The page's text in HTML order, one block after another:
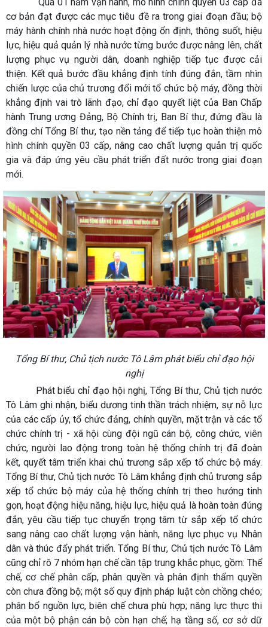
cơ bản đạt được các mục tiêu đề ra trong giai đoạn đầu; bộ
máy hành chính nhà nước hoạt động ổn định, thông suốt, hiệu
lực, hiệu quả quản lý nhà nước từng bước được nâng lên, chất
lượng phục vụ người dân, doanh nghiệp tiếp tục được cải
thiện. Kết quả bước đầu khẳng định tính đúng đắn, tầm nhìn
chiến lược của chủ trương đổi mới tổ chức bộ máy, đồng thời
khẳng định vai trò lãnh đạo, chỉ đạo quyết liệt của Ban Chấp
hành Trung ương Đảng, Bộ Chính trị, Ban Bí thư, đứng đầu là
đồng chí Tổng Bí thư, tạo nền tảng để tiếp tục hoàn thiện mô
hình chính quyền 03 cấp, nâng cao chất lượng quản trị quốc
gia và đáp ứng yêu cầu phát triển đất nước trong giai đoạn
mới.
Tổng Bí thư, Chủ tịch nước Tô Lâm phát biểu chỉ đạo hội
nghị
Phát biểu chỉ đạo hội nghị, Tổng Bí thư, Chủ tịch nước
Tô Lâm ghi nhận, biểu dương tinh thần trách nhiệm, sự nỗ lực
của các cấp ủy, tổ chức đảng, chính quyền, mặt trận và các tổ
chức chính trị - xã hội cùng đội ngũ cán bộ, công chức, viên
chức, người lao động trong toàn hệ thống chính trị đã đoàn
kết, quyết tâm triển khai chủ trương sắp xếp tổ chức bộ máy.
Tổng Bí thư, Chủ tịch nước Tô Lâm khẳng định chủ trương sắp
xếp tổ chức bộ máy của hệ thống chính trị theo hướng tinh
gọn, hoạt động hiệu năng, hiệu lực, hiệu quả là hoàn toàn đúng
đắn, yêu cầu tiếp tục chuyển trọng tâm từ sắp xếp tổ chức
sang nâng cao chất lượng vận hành, năng lực phục vụ Nhân
dân và thúc đẩy phát triển. Tổng Bí thư, Chủ tịch nước Tô Lâm
cũng chỉ rõ 7 nhóm hạn chế cần tập trung khắc phục, gồm: Thể
chế, cơ chế phân cấp, phân quyền và phân định thẩm quyền
còn chưa đồng bộ; một số quy định pháp luật còn chồng chéo;
phân bổ nguồn lực, biên chế chưa phù hợp; năng lực thực thi
của một bộ phận cán bộ còn hạn chế; hạ tầng số, cơ sở dữ